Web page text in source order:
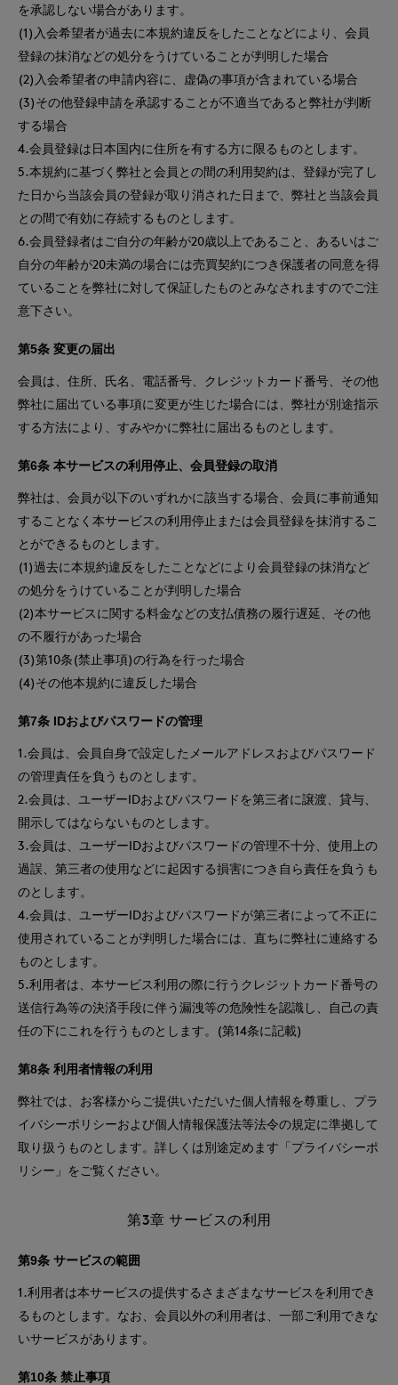
を承認しない場合があります。
(1)入会希望者が過去に本規約違反をしたことなどにより、会員
登録の抹消などの処分をうけていることが判明した場合
(2)入会希望者の申請内容に、虚偽の事項が含まれている場合
(3)その他登録申請を承認することが不適当であると弊社が判断
する場合
4.会員登録は日本国内に住所を有する方に限るものとします。
5.本規約に基づく弊社と会員との間の利用契約は、登録が完了し
た日から当該会員の登録が取り消された日まで、弊社と当該会員
との間で有効に存続するものとします。
6.会員登録者はご自分の年齢が20歳以上であること、あるいはご
自分の年齢が20未満の場合には売買契約につき保護者の同意を得
ていることを弊社に対して保証したものとみなされますのでご注
意下さい。
第5条 変更の届出
会員は、住所、氏名、電話番号、クレジットカード番号、その他
弊社に届出ている事項に変更が生じた場合には、弊社が別途指示
する方法により、すみやかに弊社に届出るものとします。
第6条 本サービスの利用停止、会員登録の取消
弊社は、会員が以下のいずれかに該当する場合、会員に事前通知
することなく本サービスの利用停止または会員登録を抹消するこ
とができるものとします。
(1)過去に本規約違反をしたことなどにより会員登録の抹消など
の処分をうけていることが判明した場合
(2)本サービスに関する料金などの支払債務の履行遅延、その他
の不履行があった場合
(3)第10条(禁止事項)の行為を行った場合
(4)その他本規約に違反した場合
第7条 IDおよびパスワードの管理
1.会員は、会員自身で設定したメールアドレスおよびパスワード
の管理責任を負うものとします。
2.会員は、ユーザーIDおよびパスワードを第三者に譲渡、貸与、
開示してはならないものとします。
3.会員は、ユーザーIDおよびパスワードの管理不十分、使用上の
過誤、第三者の使用などに起因する損害につき自ら責任を負うも
のとします。
4.会員は、ユーザーIDおよびパスワードが第三者によって不正に
使用されていることが判明した場合には、直ちに弊社に連絡する
ものとします。
5.利用者は、本サービス利用の際に行うクレジットカード番号の
送信行為等の決済手段に伴う漏洩等の危険性を認識し、自己の責
任の下にこれを行うものとします。(第14条に記載)
第8条 利用者情報の利用
弊社では、お客様からご提供いただいた個人情報を尊重し、プラ
イバシーポリシーおよび個人情報保護法等法令の規定に準拠して
取り扱うものとします。詳しくは別途定めます「プライバシーポ
リシー」をご覧ください。
第3章 サービスの利用
第9条 サービスの範囲
1.利用者は本サービスの提供するさまざまなサービスを利用でき
るものとします。なお、会員以外の利用者は、一部ご利用できな
いサービスがあります。
第10条 禁止事項